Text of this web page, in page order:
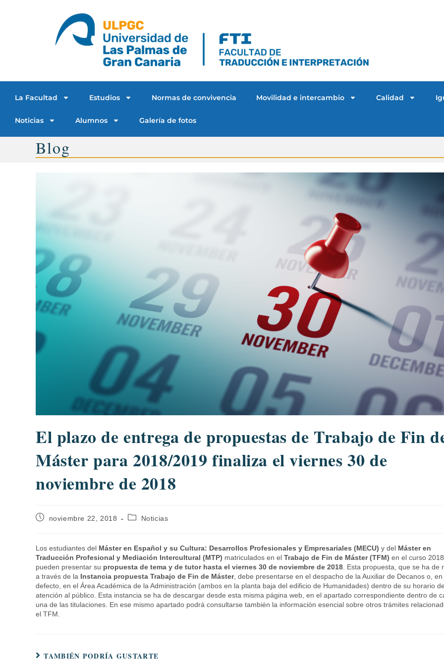
La Facultad Estudios Normas de convivencia Movilidad e intercambio Calidad
Noticias Alumnos Galería de fotos
Blog
El plazo de entrega de propuestas de Trabajo de Fin
Máster para 2018/2019 finaliza el viernes 30 de
noviembre de 2018
noviembre 22, 2018 Noticias
Los estudiantes del Máster en Español y su Cultura: Desarrollos Profesionales y Empresariales (MECU) y del Máster en
Traducción Profesional y Mediación Intercultural (MTP) matriculados en el Trabajo de Fin de Máster (TFM) en el curso
pueden presentar su propuesta de tema y de tutor hasta el viernes 30 de noviembre de 2018 . Esta propuesta, que se ha de
a través de la Instancia propuesta Trabajo de Fin de Máster, debe presentarse en el despacho de la Auxiliar de Decanos o, en
defecto, en el Área Académica de la Administración (ambos en la planta baja del edificio de Humanidades) dentro de su horario
atención al público. Esta instancia se ha de descargar desde esta misma página web, en el apartado correspondiente dentro de
una de las titulaciones. En ese mismo apartado podrá consultarse también la información esencial sobre otros trámites
el TFM.
TAMBIÉN PODRÍA GUSTARTE